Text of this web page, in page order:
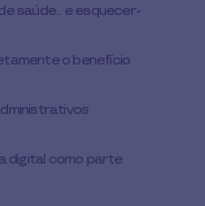
saúde... e esquecer-
o benefício
digital como parte